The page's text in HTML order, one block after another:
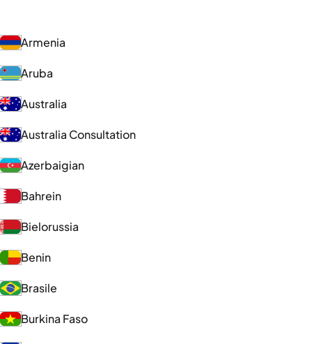
Armenia
Aruba
Australia
Australia Consultation
Azerbaigian
Bahrein
Bielorussia
Benin
Brasile
Burkina Faso